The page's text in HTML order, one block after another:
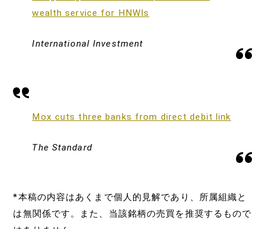
wealth service for HNWIs
International Investment
Mox cuts three banks from direct debit link
The Standard
*本稿の内容はあくまで個人的見解であり、所属組織と
は無関係です。また、当該銘柄の売買を推奨するもので